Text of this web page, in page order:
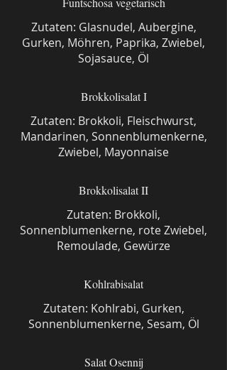
Zutaten: Glasnudel, Aubergine,
Gurken, Möhren, Paprika, Zwiebel,
Sojasauce, Öl
Brokkolisalat I
Zutaten: Brokkoli, Fleischwurst,
Mandarinen, Sonnenblumenkerne,
Zwiebel, Mayonnaise
Brokkolisalat II
Zutaten: Brokkoli,
Sonnenblumenkerne, rote Zwiebel,
Remoulade, Gewürze
Kohlrabisalat
Zutaten: Kohlrabi, Gurken,
Sonnenblumenkerne, Sesam, Öl
Salat Osennij